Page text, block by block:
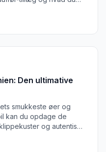
Den ultimative
smukkeste øer og
kan du opdage de
og autentiske